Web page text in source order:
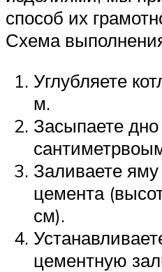
способ их
Схема
Углубляете
м.
Засыпаете
Заливаете
цемента
см).
цементную